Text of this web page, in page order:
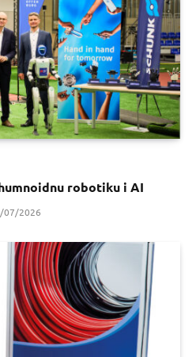
robotiku i AI
07/2026